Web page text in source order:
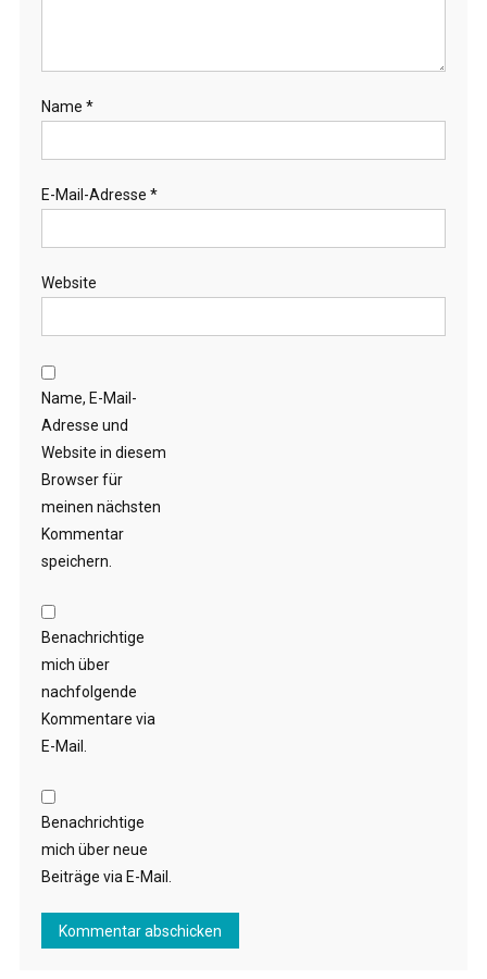
Name *
E-Mail-Adresse *
Website
Name, E-Mail-
Adresse und
Website in diesem
Browser für
meinen nächsten
Kommentar
speichern.
Benachrichtige
mich über
nachfolgende
Kommentare via
E-Mail.
Benachrichtige
mich über neue
Beiträge via E-Mail.